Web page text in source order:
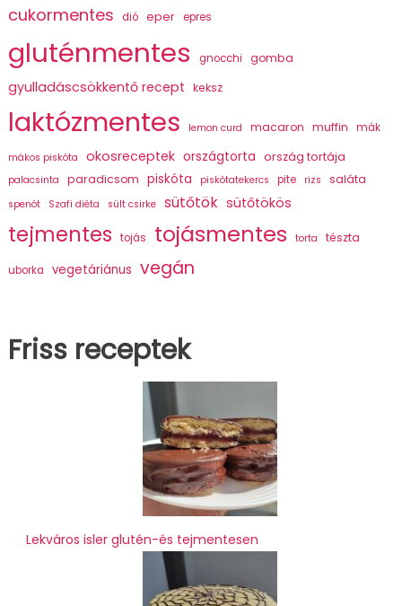
cukormentes dió eper epres
gluténmentes gnocchi gomba
gyulladáscsökkentő recept keksz
laktózmentes lemon curd macaron muffin mák
mákos piskóta okosreceptek országtorta ország tortája
palacsinta paradicsom piskóta piskótatekercs pite rizs saláta
spenót Szafi diéta sült csirke sütőtök sütőtökös
tejmentes tojás tojásmentes torta tészta
uborka vegetáriánus vegán
Friss receptek
Lekváros isler glutén-és tejmentesen